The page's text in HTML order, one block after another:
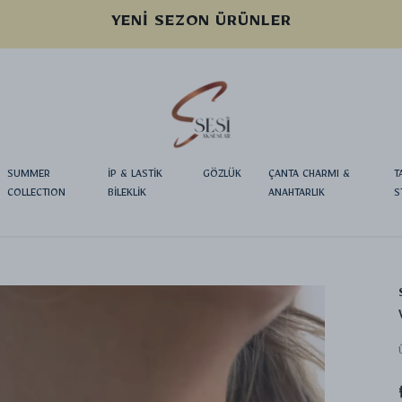
YENI SEZON ÜRÜNLER
SUMMER
COLLECTION
İP & LASTİK
BİLEKLİK
GÖZLÜK
ÇANTA CHARMI &
ANAHTARLIK